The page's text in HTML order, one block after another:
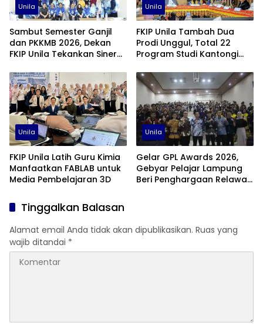
Unila
Sambut Semester Ganjil
dan PKKMB 2026, Dekan
FKIP Unila Tekankan Sinergi
Unila
FKIP Unila Tambah Dua
Prodi Unggul, Total 22
Program Studi Kantongi
Unila
FKIP Unila Latih Guru Kimia
Manfaatkan FABLAB untuk
Media Pembelajaran 3D
Unila
Gelar GPL Awards 2026,
Gebyar Pelajar Lampung
Beri Penghargaan Relawan
Tinggalkan Balasan
Alamat email Anda tidak akan dipublikasikan. Ruas yang
wajib ditandai *